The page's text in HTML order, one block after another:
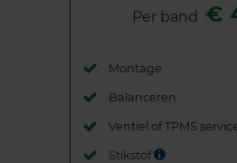
Per band €
Montage
Balanceren
Ventiel of TPMS
Stikstof